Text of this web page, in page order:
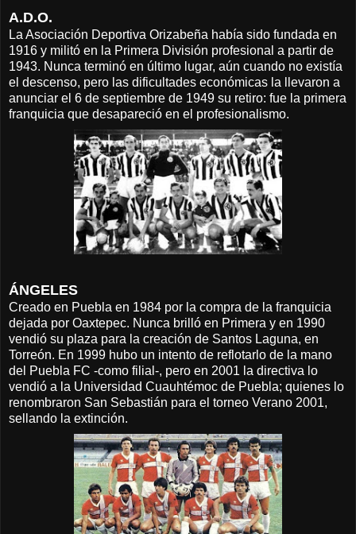
A.D.O.
La Asociación Deportiva Orizabeña había sido fundada en
1916 y militó en la Primera División profesional a partir de
1943. Nunca terminó en último lugar, aún cuando no existía
el descenso, pero las dificultades económicas la llevaron a
anunciar el 6 de septiembre de 1949 su retiro: fue la primera
franquicia que desapareció en el profesionalismo.
ÁNGELES
Creado en Puebla en 1984 por la compra de la franquicia
dejada por Oaxtepec. Nunca brilló en Primera y en 1990
vendió su plaza para la creación de Santos Laguna, en
Torreón. En 1999 hubo un intento de reflotarlo de la mano
del Puebla FC -como filial-, pero en 2001 la directiva lo
vendió a la Universidad Cuauhtémoc de Puebla; quienes lo
renombraron San Sebastián para el torneo Verano 2001,
sellando la extinción.